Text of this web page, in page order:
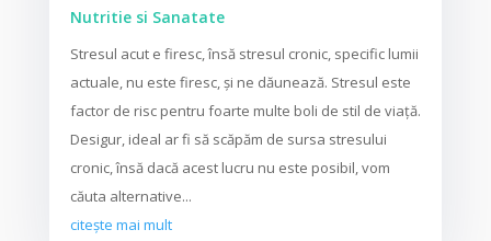
Nutritie si Sanatate
Stresul acut e firesc, însă stresul cronic, specific lumii
actuale, nu este firesc, și ne dăunează. Stresul este
factor de risc pentru foarte multe boli de stil de viață.
Desigur, ideal ar fi să scăpăm de sursa stresului
cronic, însă dacă acest lucru nu este posibil, vom
căuta alternative...
citește mai mult